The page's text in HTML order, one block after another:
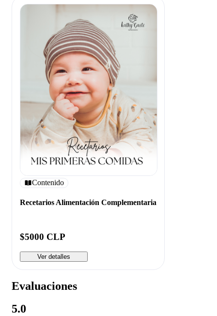
Contenido
Recetarios Alimentación Complementaria
$5000 CLP
Ver detalles
Evaluaciones
5.0